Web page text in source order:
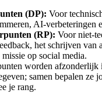
(DP): Voor
AI-verbeteringen
(RP): Voor niet-
het schrijven van
missie op social media.
worden afzonderlijk
samen bepalen ze
je rang.